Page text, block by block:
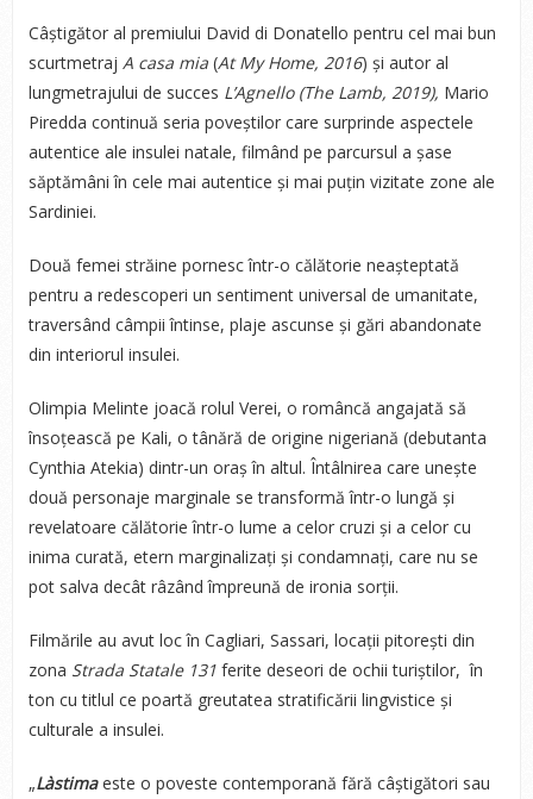
Câștigător al premiului David di Donatello pentru cel mai bun
scurtmetraj A casa mia(At My Home, 2016) și autor al
lungmetrajului de succes L’Agnello (The Lamb, 2019), Mario
Piredda continuă seria poveștilor care surprinde aspectele
autentice ale insulei natale, filmând pe parcursul a șase
săptămâni în cele mai autentice și mai puțin vizitate zone ale
Sardiniei.
Două femei străine pornesc într-o călătorie neașteptată
pentru a redescoperi un sentiment universal de umanitate,
traversând câmpii întinse, plaje ascunse și gări abandonate
din interiorul insulei.
Olimpia Melinte joacă rolul Verei, o româncă angajată să
însoțească pe Kali, o tânără de origine nigeriană (debutanta
Cynthia Atekia) dintr-un oraș în altul. Întâlnirea care unește
două personaje marginale se transformă într-o lungă și
revelatoare călătorie într-o lume a celor cruzi și a celor cu
inima curată, etern marginalizați și condamnați, care nu se
pot salva decât râzând împreună de ironia sorții.
Filmările au avut loc în Cagliari, Sassari, locații pitorești din
zona Strada Statale 131 ferite deseori de ochii turiștilor, în
ton cu titlul ce poartă greutatea stratificării lingvistice și
culturale a insulei.
„Làstimaeste o poveste contemporană fără câștigători sau